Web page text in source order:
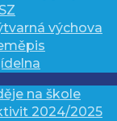
výchova
na škole
2024/2025